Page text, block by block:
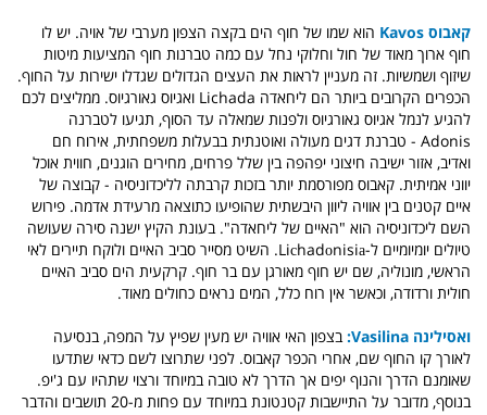
קאבוס Kavos הוא שמו של חוף הים בקצה הצפון מערבי של אויה. יש לו
חוף ארוך מאוד של חול וחלוקי נחל עם כמה טברנות חוף המציעות מיטות
שיזוף ושמשיות. זה מעניין לראות את העצים הגדולים שגדלו ישירות על החוף.
הכפרים הקרובים ביותר הם ליחאדה Lichada ואגיוס גאורגיוס.
ממליצים לכם
להגיע לנמל אגיוס גאורגיוס ולפנות שמאלה עד הסוף, תגיעו לטברנה
Adonis - טברנת דגים מעולה ואוטנתית בבעלות משפחתית, אירוח חם
ואדיב, אזור ישיבה חיצוני יפהפה בין שלל פרחים, מחירים הוגנים, חווית אוכל
יווני אמיתית. קאבוס מפורסמת יותר בזכות קרבתה לליכדוניסיה - קבוצה של
איים קטנים בין אוויה ליוון היבשתית שהופיעו כתוצאה מרעידת אדמה. פירוש
השם ליכדוניסיה הוא "האיים של ליחאדה". בעונת הקיץ ישנה סירה שעושה
טיולים יומיומיים ל-Liсhadоnisiа. השיט מסייר סביב האיים ולוקח תיירים לאי
הראשי, מונוליה, שם יש חוף מאורגן עם בר חוף. קרקעית הים סביב האיים
חולית ורדודה, וכאשר אין רוח כלל, המים נראים כחולים מאוד.
ואסילינה Vasilina: בצפון האי אוויה יש מעין שפיץ על המפה,בנסיעה
לאורך קו החוף שם, אחרי הכפר קאבוס. לפני שתרוצו לשם כדאי שתדעו
שאומנם הדרך והנוף יפים אך הדרך לא טובה במיוחד ורצוי שתהיו עם ג'יפ.
בנוסף, מדובר על התיישבות קטנטונת במיוחד עם פחות מ-20 תושבים והדבר